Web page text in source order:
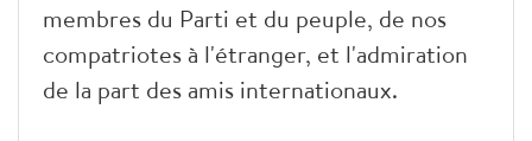
membres du Parti et du peuple, de nos
compatriotes à l'étranger, et l'admiration
de la part des amis internationaux.